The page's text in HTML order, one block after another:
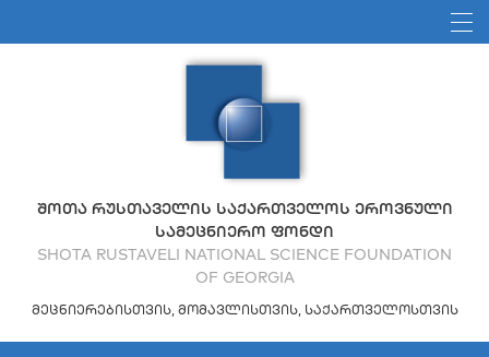
ᲨᲝᲗᲐ ᲠᲣᲡᲗᲐᲕᲔᲚᲘᲡ ᲡᲐᲥᲐᲠᲗᲕᲔᲚᲝᲡ ᲔᲠᲝᲕᲜᲣᲚᲘ
ᲡᲐᲛᲔᲪᲜᲘᲔᲠᲝ ᲤᲝᲜᲓᲘ
SHOTA RUSTAVELI NATIONAL SCIENCE FOUNDATION
OF GEORGIA
ᲛᲔᲪᲜᲘᲔᲠᲔᲑᲘᲡᲗᲕᲘᲡ, ᲛᲝᲛᲐᲕᲚᲘᲡᲗᲕᲘᲡ, ᲡᲐᲥᲐᲠᲗᲕᲔᲚᲝᲡᲗᲕᲘᲡ